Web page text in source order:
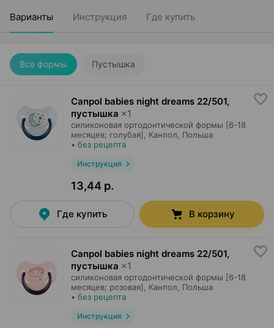
Варианты Инструкция Где купить
Все формы Пустышка
Canpol babies night dreams 22/501,
пустышка ×1
силиконовая ортодонтической формы [6-18
месяцев; голубая],
Канпол , Польша
• без рецепта
Инструкция
13,44 р.
Где купить В корзину
Canpol babies night dreams 22/501,
пустышка ×1
силиконовая ортодонтической формы [6-18
месяцев; розовая],
Канпол , Польша
• без рецепта
Инструкция